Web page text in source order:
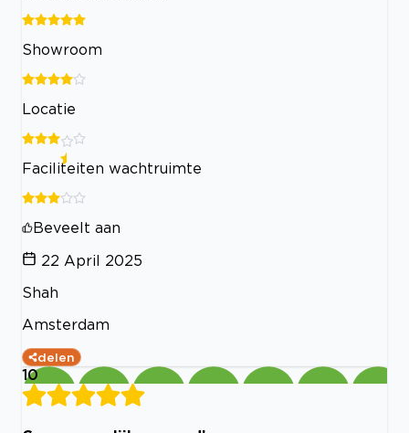
Showroom
Locatie
Faciliteiten wachtruimte
Beveelt aan
22 April 2025
Shah
Amsterdam
delen
10